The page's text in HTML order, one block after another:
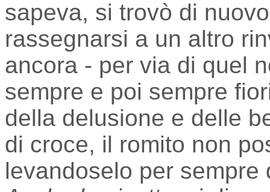
sapeva, si trovò di
rassegnarsi a un altro
ancora - per via di quel
sempre e poi sempre
della delusione e delle
di croce, il romito non
levandoselo per sempre